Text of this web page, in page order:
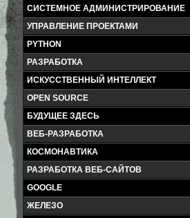
СИСТЕМНОЕ АДМИНИСТРИРОВАНИЕ
УПРАВЛЕНИЕ ПРОЕКТАМИ
PYTHON
РАЗРАБОТКА
ИСКУССТВЕННЫЙ ИНТЕЛЛЕКТ
OPEN SOURCE
БУДУЩЕЕ ЗДЕСЬ
ВЕБ-РАЗРАБОТКА
КОСМОНАВТИКА
РАЗРАБОТКА ВЕБ-САЙТОВ
GOOGLE
ЖЕЛЕЗО